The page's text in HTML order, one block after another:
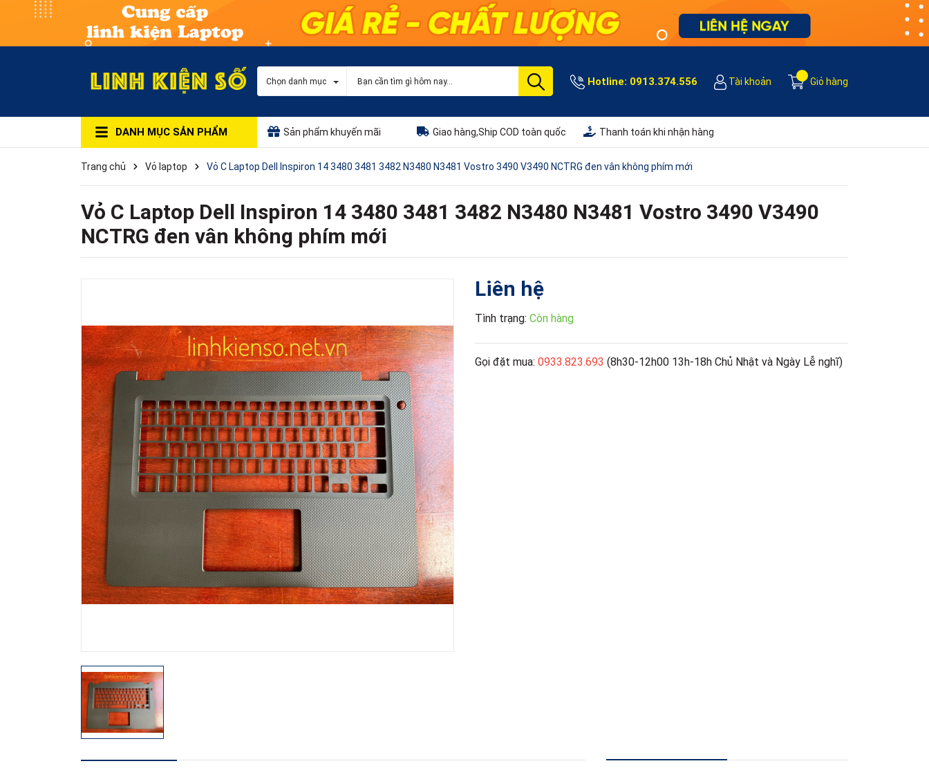
Chọn danh mục Hotline: 0913.374.556 Tài khoản Giỏ hàng
DANH MỤC SẢN PHẨM Sản phẩm khuyến mãi Giao hàng,Ship COD toàn quốc Thanh toán khi nhận hàng
Trang chủ Vỏ laptop Vỏ C Laptop Dell Inspiron 14 3480 3481 3482 N3480 N3481 Vostro 3490 V3490 NCTRG đen vân không phím mới
Vỏ C Laptop Dell Inspiron 14 3480 3481 3482 N3480 N3481 Vostro 3490 V3490
NCTRG đen vân không phím mới
Liên hệ
Tình trạng: Còn hàng
Gọi đặt mua: 0933.823.693 (8h30-12h00 13h-18h Chủ Nhật và Ngày Lễ nghĩ)